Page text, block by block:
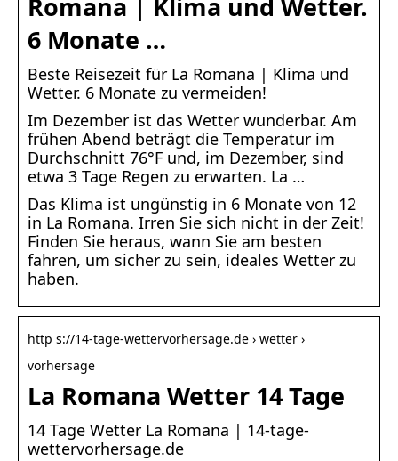
Romana | Klima und Wetter.
6 Monate …
Beste Reisezeit für La Romana | Klima und
Wetter. 6 Monate zu vermeiden!
Im Dezember ist das Wetter wunderbar. Am
frühen Abend beträgt die Temperatur im
Durchschnitt 76°F und, im Dezember, sind
etwa 3 Tage Regen zu erwarten. La …
Das Klima ist ungünstig in 6 Monate von 12
in La Romana. Irren Sie sich nicht in der Zeit!
Finden Sie heraus, wann Sie am besten
fahren, um sicher zu sein, ideales Wetter zu
haben.
http s://14-tage-wettervorhersage.de › wetter ›
vorhersage
La Romana Wetter 14 Tage
14 Tage Wetter La Romana | 14-tage-
wettervorhersage.de